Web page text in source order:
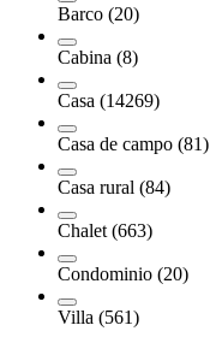
Barco (20)
Cabina (8)
Casa (14269)
Casa de campo (81)
Casa rural (84)
Chalet (663)
Condominio (20)
Villa (561)